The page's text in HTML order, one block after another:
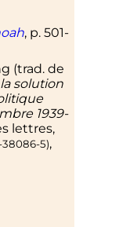
sur
Belzecet
, p. 501-
(trad. de
solution
1939-
lettres,
38086-5),